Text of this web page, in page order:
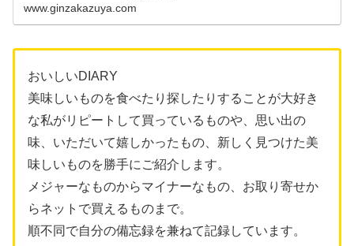
www.ginzakazuya.com
おいしいDIARY
美味しいものを食べたり探したりすることが大好き
な私がリピートして買っているものや、思い出の
味、いただいて嬉しかったもの、新しく見つけた美
味しいものを勝手にご紹介します。
メジャーなものからマイナーなもの、お取り寄せか
らネットで買えるものまで。
順不同で自分の備忘録を兼ねて記録しています。